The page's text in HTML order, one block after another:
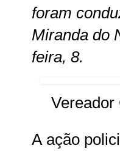
foram
Miranda do
feira, 8.
Vereador
A ação